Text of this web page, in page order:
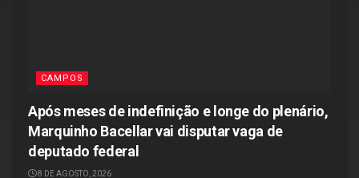
CAMPOS
Após meses de indefinição e longe do plenário,
Marquinho Bacellar vai disputar vaga de
deputado federal
8 DE AGOSTO, 2026